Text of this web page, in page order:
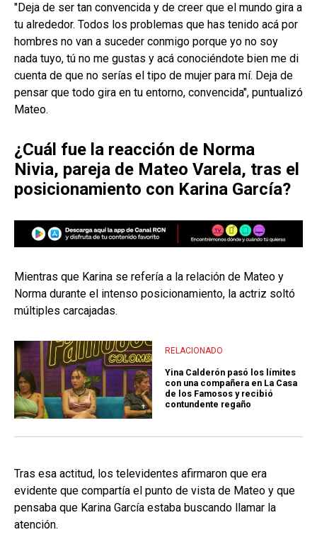
"Deja de ser tan convencida y de creer que el mundo gira a
tu alrededor. Todos los problemas que has tenido acá por
hombres no van a suceder conmigo porque yo no soy
nada tuyo, tú no me gustas y acá conociéndote bien me di
cuenta de que no serías el tipo de mujer para mí. Deja de
pensar que todo gira en tu entorno, convencida", puntualizó
Mateo.
¿Cuál fue la reacción de Norma
Nivia, pareja de Mateo Varela, tras el
posicionamiento con Karina García?
Mientras que Karina se refería a la relación de Mateo y
Norma durante el intenso posicionamiento, la actriz soltó
múltiples carcajadas.
RELACIONADO
Yina Calderón pasó los límites
con una compañera en La Casa
de los Famosos y recibió
contundente regaño
Tras esa actitud, los televidentes afirmaron que era
evidente que compartía el punto de vista de Mateo y que
pensaba que Karina García estaba buscando llamar la
atención.